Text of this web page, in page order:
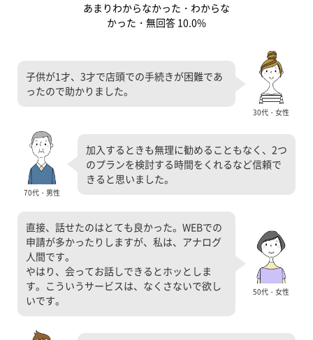
あまりわからなかった・わからな
かった・無回答 10.0%
子供が1才、3才で店頭での手続きが困難であ
ったので助かりました。
30代・女性
加入するときも無理に勧めることもなく、2つ
のプランを検討する時間をくれるなど信頼で
きると思いました。
70代・男性
直接、話せたのはとても良かった。WEBでの
申請が多かったりしますが、私は、アナログ
人間です。
やはり、会ってお話しできるとホッとしま
す。こういうサービスは、なくさないで欲し
いです。
50代・女性